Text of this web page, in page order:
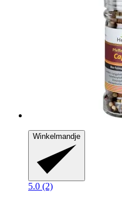
Winkelmandje
5.0 (2)